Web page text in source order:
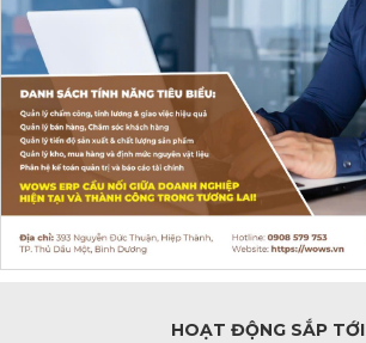
HOẠT ĐỘNG SẮP TỚI